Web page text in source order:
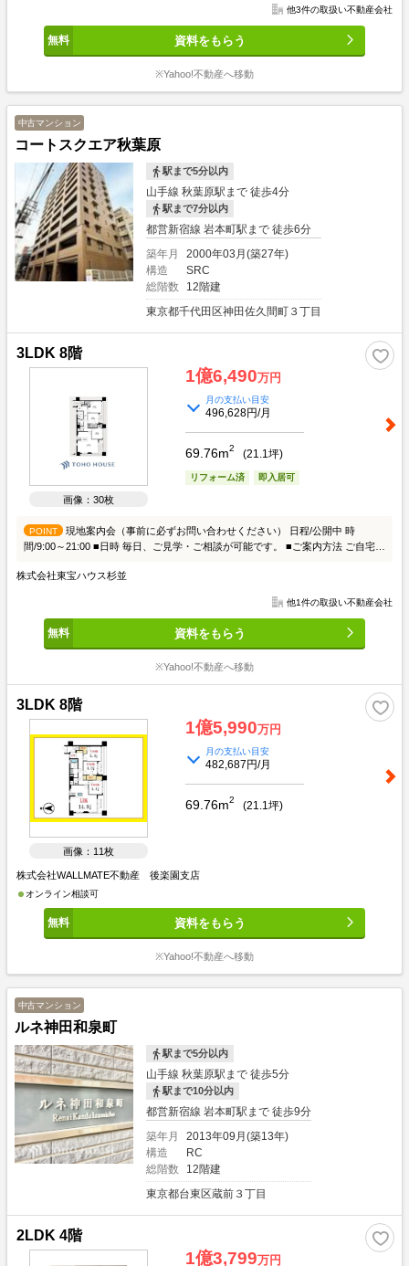
他3件の取扱い不動産会社
資料をもらう
※Yahoo!不動産へ移動
中古マンション
コートスクエア秋葉原
駅まで5分以内
山手線 秋葉原駅まで 徒歩4分
駅まで7分以内
都営新宿線 岩本町駅まで 徒歩6分
築年月
2000年03月(築27年)
構造
SRC
総階数
12階建
東京都千代田区神田佐久間町３丁目
3LDK 8階
画像：30枚
1億6,490万円
月の支払い目安
496,628円/月
69.76m2 (21.1坪)
リフォーム済 即入居可
POINT
現地案内会（事前に必ずお問い合わせください） 日程/公開中 時
間/9:00～21:00 ■日時 毎日、ご見学・ご相談が可能です。 ■ご案内方法 ご自宅へ
さい。 ■キッズスペース完備 弊社にはお子様が退屈しないよう、キッズスペー
無料提携駐車場がございます。 詳しくは営業スタッフにお尋ねください。 ■住
宅ローンもお任せください グループ創業40年で培った信頼と実績による手厚い
ローンの斡旋が可能です。 お客様に合った最適なプランをご提案させて頂きま
株式会社東宝ハウス杉並
他1件の取扱い不動産会社
資料をもらう
※Yahoo!不動産へ移動
3LDK 8階
画像：11枚
1億5,990万円
月の支払い目安
482,687円/月
69.76m2 (21.1坪)
株式会社WALLMATE不動産 後楽園支店
オンライン相談可
資料をもらう
※Yahoo!不動産へ移動
中古マンション
ルネ神田和泉町
駅まで5分以内
山手線 秋葉原駅まで 徒歩5分
駅まで10分以内
都営新宿線 岩本町駅まで 徒歩9分
築年月
2013年09月(築13年)
構造
RC
総階数
12階建
東京都台東区蔵前３丁目
2LDK 4階
1億3,799万円